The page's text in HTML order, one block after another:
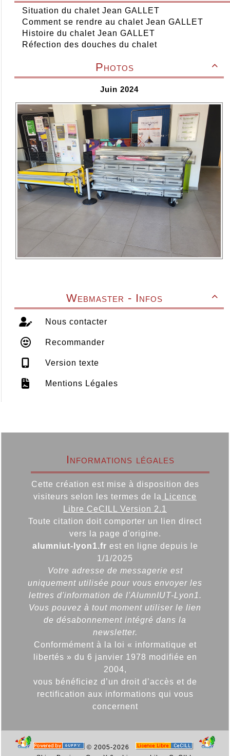
Situation du chalet Jean GALLET
Comment se rendre au chalet Jean GALLET
Histoire du chalet Jean GALLET
Réfection des douches du chalet

Photos
Juin 2024

Webmaster - Infos
Nous contacter
Recommander
Version texte
Mentions Légales
Informations légales
Cette création est mise à disposition des
visiteurs selon les termes de la
Licence
Libre CeCILL Version 2.1
Toute citation doit comporter un lien direct
vers la page d'origine.
alumniut-lyon1.fr est en ligne depuis le
1/1/2025
Votre adresse de messagerie est
uniquement utilisée pour vous envoyer les
lettres d'information de l'AlumnIUT-Lyon1.
Vous pouvez à tout moment utiliser le lien
de désabonnement intégré dans la
newsletter.
Conformément à la loi « informatique et
libertés » du 6 janvier 1978 modifiée en
2004,
vous bénéficiez d’un droit d’accès et de
rectification aux informations qui vous
concernent
© 2005-2026